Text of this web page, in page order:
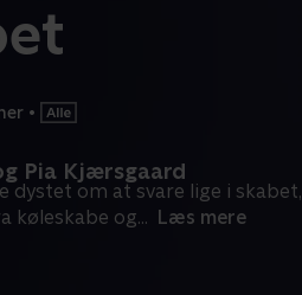
•
Pia Kjærsgaard
dystet om at svare lige i skabet,
køleskabe og... Læs mere